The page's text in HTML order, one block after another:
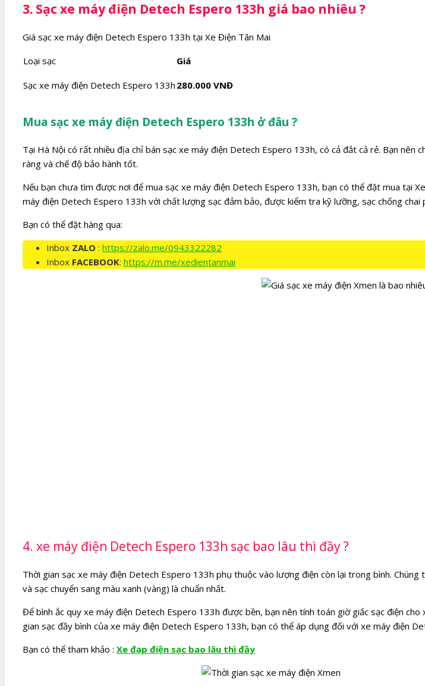
3. Sạc xe máy điện Detech Espero 133h giá bao nhiêu ?
Giá sạc xe máy điện Detech Espero 133h tại Xe Điện Tân Mai
Loại sạc
Giá
Sạc xe máy điện Detech Espero 133h 280.000 VNĐ
Mua sạc xe máy điện Detech Espero 133h ở đâu ?
Tại Hà Nội có rất nhiều địa chỉ bán sạc xe máy điện Detech Espero 133h, có cả đắt cả rẻ. Bạn
ràng và chế độ bảo hành tốt.
Nếu bạn chưa tìm được nơi để mua sạc xe máy điện Detech Espero 133h, bạn có thể đặt mua tại
máy điện Detech Espero 133h với chất lượng sạc đảm bảo, được kiểm tra kỹ lưỡng, sạc chống chai
Bạn có thể đặt hàng qua:
Inbox ZALO : https://zalo.me/0943322282
Inbox FACEBOOK: https://m.me/xedientanmai
4. xe máy điện Detech Espero 133h sạc bao lâu thì đầy ?
Thời gian sạc xe máy điện Detech Espero 133h phụ thuộc vào lượng điện còn lại trong bình.
và sạc chuyển sang màu xanh (vàng) là chuẩn nhất.
Để bình ắc quy xe máy điện Detech Espero 133h được bền, bạn nên tính toán giờ giấc sạc điện
gian sạc đầy bình của xe máy điện Detech Espero 133h, bạn có thể áp dụng đối với xe máy điện
Bạn có thể tham khảo : Xe đạp điện sạc bao lâu thì đầy